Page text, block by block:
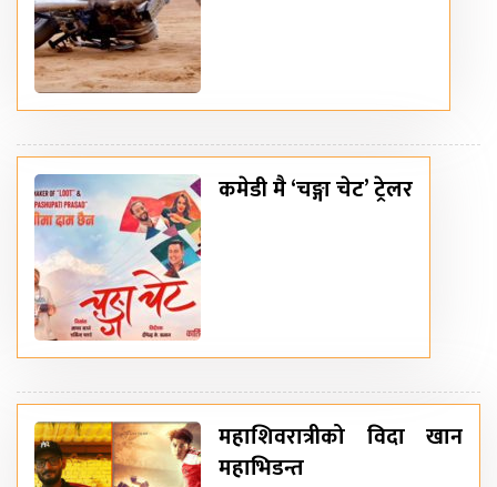
कमेडी मै ‘चङ्गा चेट’ ट्रेलर
महाशिवरात्रीको विदा खान
महाभिडन्त